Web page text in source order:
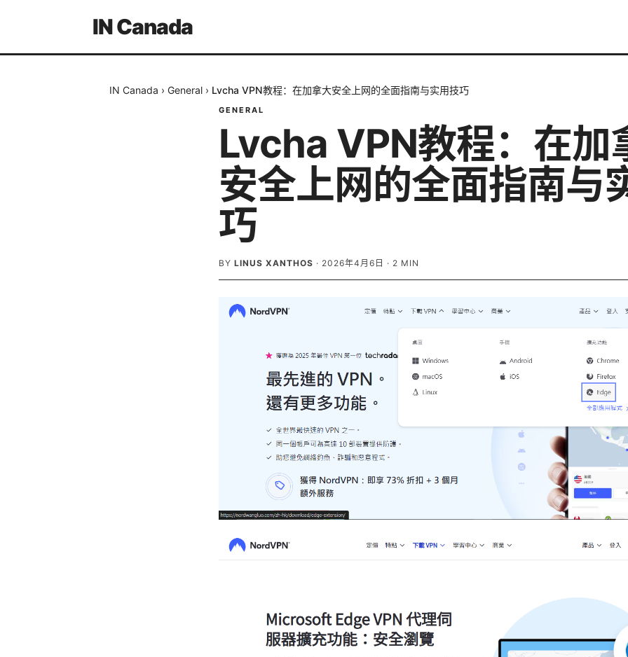
IN Canada
IN Canada › General › Lvcha VPN教程：在加拿大安全上网的全面指南与实用技巧
GENERAL
Lvcha VPN教程：在加
安全上网的全面指南与
巧
BY LINUS XANTHOS · 2026年4月6日 · 2 MIN